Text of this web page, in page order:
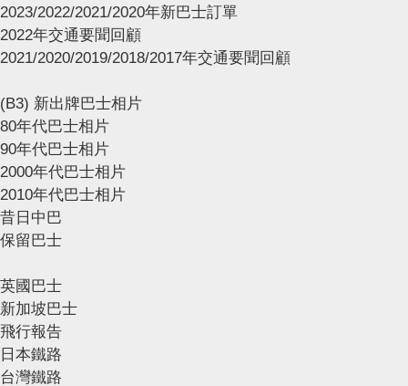
2023/2022/2021/2020年新巴士訂單
2022年交通要聞回顧
2021/2020/2019/2018/2017年交通要聞回顧
(B3) 新出牌巴士相片
80年代巴士相片
90年代巴士相片
2000年代巴士相片
2010年代巴士相片
昔日中巴
保留巴士
英國巴士
新加坡巴士
飛行報告
日本鐵路
台灣鐵路